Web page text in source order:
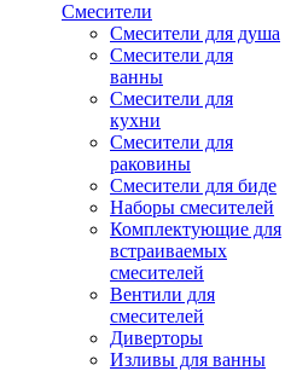
Смесители
Смесители для душа
Смесители для
ванны
Смесители для
кухни
Смесители для
раковины
Смесители для биде
Наборы смесителей
Комплектующие для
встраиваемых
смесителей
Вентили для
смесителей
Диверторы
Изливы для ванны